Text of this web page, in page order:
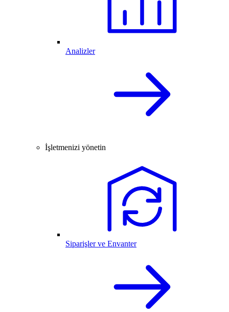
Analizler
İşletmenizi yönetin
Siparişler ve Envanter